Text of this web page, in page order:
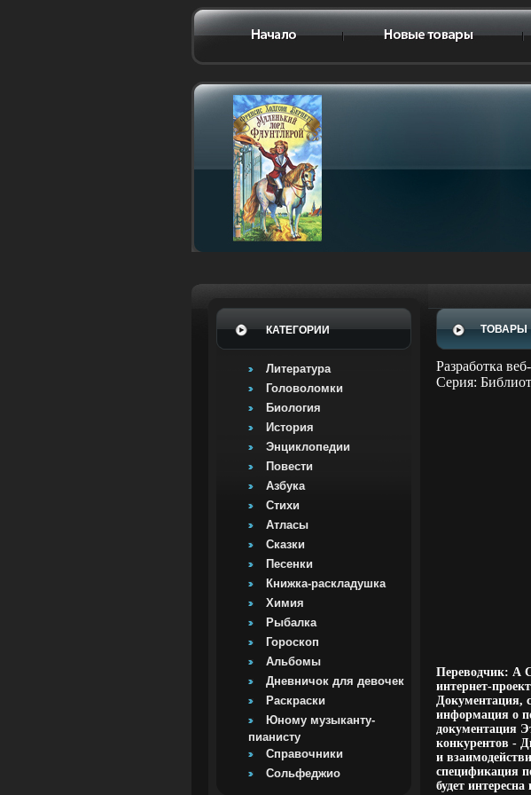
КАТЕГОРИИ
Литература
Головоломки
Биология
История
Энциклопедии
Повести
Азбука
Стихи
Атласы
Сказки
Песенки
Книжка-раскладушка
Химия
Рыбалка
Гороскоп
Альбомы
Дневничок для девочек
Раскраски
Юному музыканту-
пианисту
Справочники
Сольфеджио
ТОВАРЫ
Разработка
Серия:
Переводчик: А
интернет-
Документация,
информация о
документация
конкурентов -
и
спецификация
будет